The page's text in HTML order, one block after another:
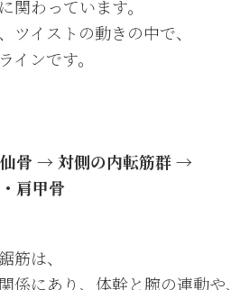
関わっています。
イストの動きの中で、
インです。
骨 → 対側の内転筋群 →
肩甲骨
筋は、
係にあり、体幹と腕の連動や、